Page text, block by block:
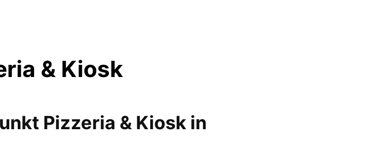
& Kiosk
Pizzeria & Kiosk in